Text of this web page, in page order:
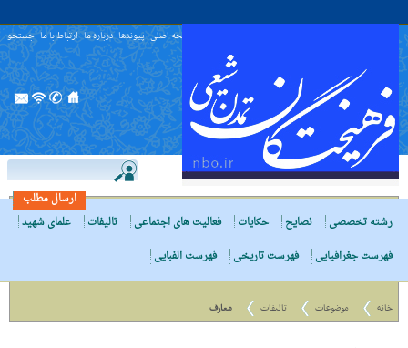
صفحه اصلی پیوندها درباره ما ارتباط با ما جستجو
ارسال مطلب
رشته تخصصی
نصایح حکایات فعالیت های اجتماعی تالیفات
علمای شهید
فهرست جغرافیایی
فهرست تاریخی فهرست الفبایی
خانه موضوعات تالیفات معارف